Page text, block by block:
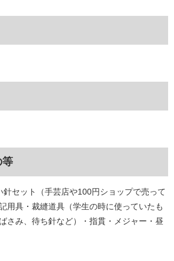
等
針セット（手芸店や100円ショップで売って
用具・裁縫道具（学生の時に使っていたも
さみ、待ち針など）・指貫・メジャー・昼